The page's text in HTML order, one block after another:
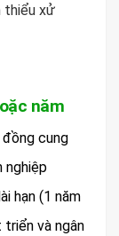
thiểu xử
năm
cung
nghiệp
hạn (1 năm
và ngân